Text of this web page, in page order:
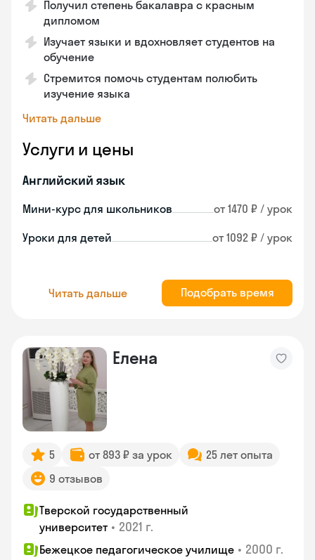
Получил степень бакалавра с красным
дипломом
Изучает языки и вдохновляет студентов на
обучение
Стремится помочь студентам полюбить
изучение языка
Читать дальше
Услуги и цены
Английский язык
Мини-курс для школьников от 1470 ₽ / урок
Уроки для детей от 1092 ₽ / урок
Читать дальше Подобрать время
Елена
5 от 893 ₽ за урок
25 лет опыта
9 отзывов
Тверской государственный
университет • 2021 г.
Бежецкое педагогическое училище • 2000 г.